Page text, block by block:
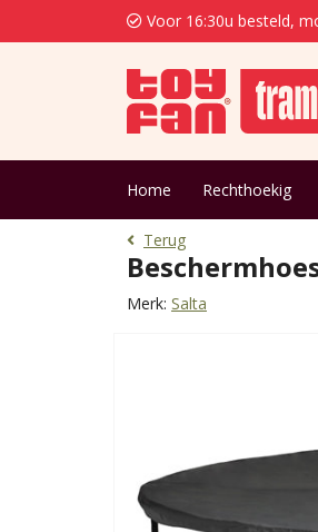
Voor 16:30u besteld,
Home Rechthoekig
Terug
Merk: Salta